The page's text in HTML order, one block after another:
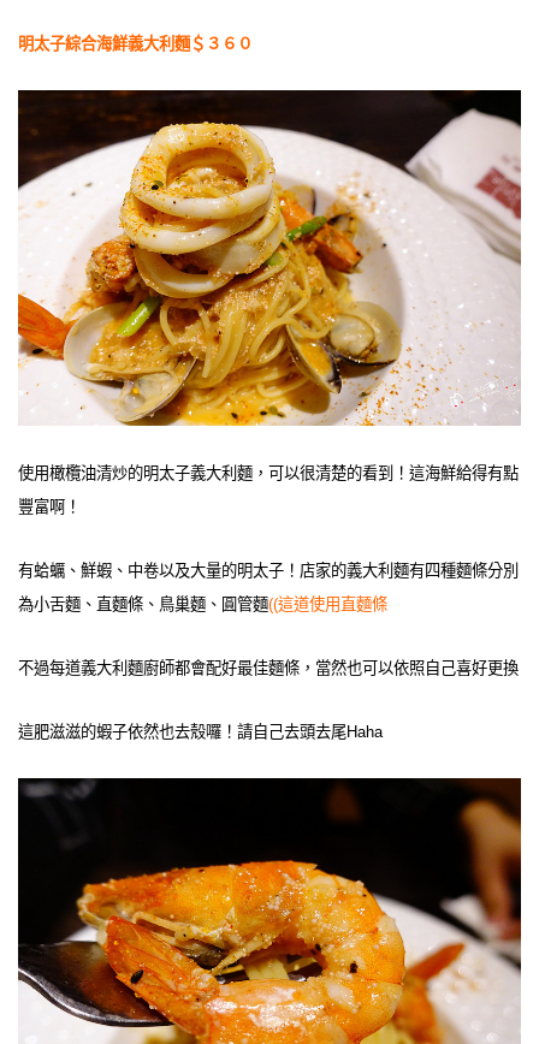
明太子綜合海鮮義大利麵＄３６０
使用橄欖油清炒的明太子義大利麵，可以很清楚的看到！這海鮮給得有點
豐富啊！
有蛤蠣、鮮蝦、中卷以及大量的明太子！店家的義大利麵有四種麵條分別
為小舌麵、直麵條、鳥巢麵、圓管麵((這道使用直麵條
不過每道義大利麵廚師都會配好最佳麵條，當然也可以依照自己喜好更換
這肥滋滋的蝦子依然也去殼囉！請自己去頭去尾Haha